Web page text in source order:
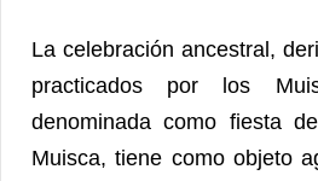
La celebración ancestral,
practicados por los
denominada como fiesta
Muisca, tiene como objeto